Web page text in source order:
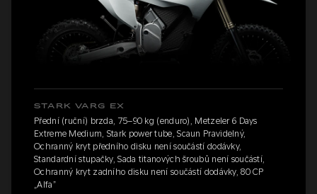
STARK VARG EX
Přední (ruční) brzda, 75–90 kg (enduro), Metzeler 6 Days
Extreme Medium, Stark power tube, Scaun Pravidelný,
Ochranný kryt předního disku není součástí dodávky,
Standardní stupačky, Sada titanových šroubů není součástí,
Ochranný kryt zadního disku není součástí dodávky, 80 CP
„Alfa”